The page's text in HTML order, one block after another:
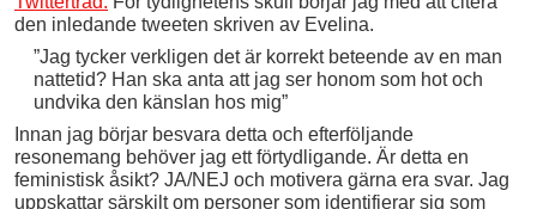
den inledande tweeten skriven av Evelina.
”Jag tycker verkligen det är korrekt beteende av en man
nattetid? Han ska anta att jag ser honom som hot och
undvika den känslan hos mig”
Innan jag börjar besvara detta och efterföljande
resonemang behöver jag ett förtydligande. Är detta en
feministisk åsikt? JA/NEJ och motivera gärna era svar. Jag
uppskattar särskilt om personer som identifierar sig som